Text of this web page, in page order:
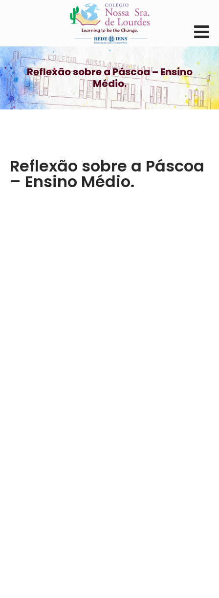
Reflexão sobre a Páscoa – Ensino
Médio.
Reflexão sobre a Páscoa
– Ensino Médio.